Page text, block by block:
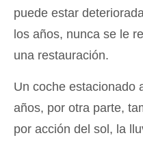
puede estar
los años, nunca se le
una restauración.
Un coche estacionado
años, por otra parte,
por acción del sol, la